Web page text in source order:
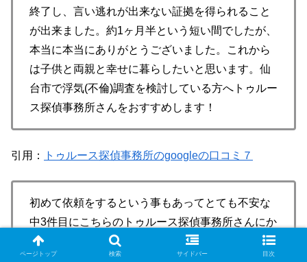
終了し、言い逃れが出来ない証拠を得られること
が出来ました。約1ヶ月半という短い間でしたが、
本当に本当にありがとうございました。これから
は子供と両親と幸せに暮らしたいと思います。仙
台市で浮気(不倫)調査を検討している方へトゥルー
ス探偵事務所さんをおすすめします！
引用： トゥルース探偵事務所のgoogleの口コミ７
初めて依頼をするという事もあってとても不安な
中3件目にこちらのトゥルース探偵事務所さんにか
けました。直感でここにお願いしよう！って思え
ページトップ 検索 サイドバー 目次